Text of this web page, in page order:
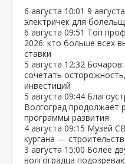
6 августа 10:01 9
электричек для
6 августа 09:51 Топ
2026: кто больше всех
ставки
5 августа 12:32
сочетать
инвестиций
5 августа 09:44
Волгоград продолжает
программы развития
4 августа 09:15 Музей
кургана —
3 августа 15:00 Более
волгоградца